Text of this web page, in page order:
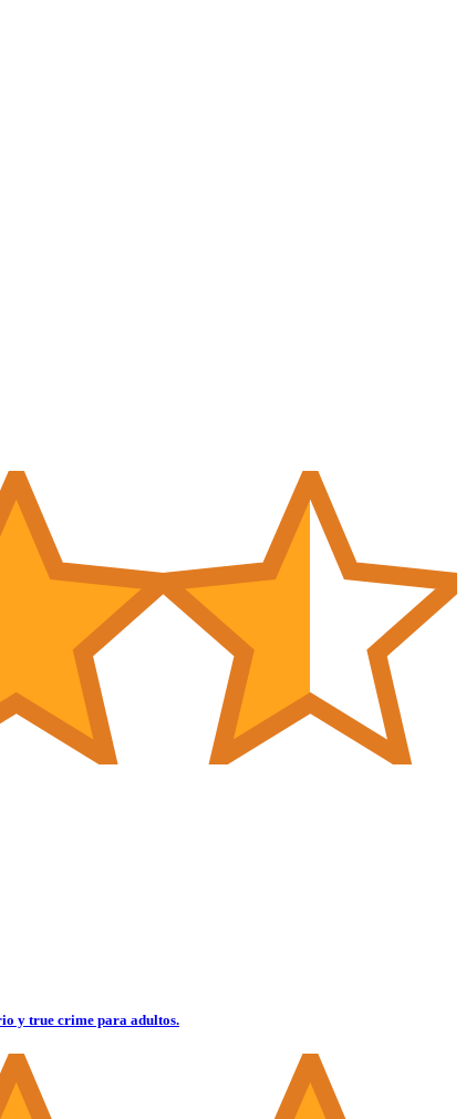
y true crime para adultos.